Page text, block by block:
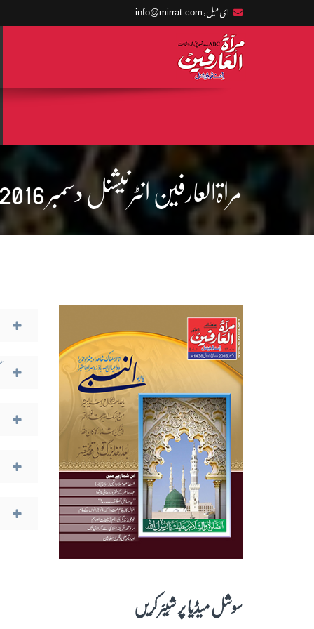
ای میل: info@mirrat.com
مراۃالعارفین انٹرنیشنل دسمبر 2016
سوشل میڈیا پر شِیئر کریں